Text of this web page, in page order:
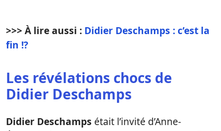
>>> À lire aussi : Didier Deschamps : c’est la
fin !?
Les révélations chocs de
Didier Deschamps
Didier Deschamps était l’invité d’Anne-